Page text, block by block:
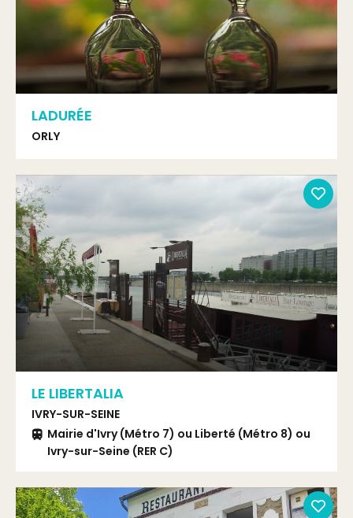
LADURÉE
ORLY
LE LIBERTALIA
IVRY-SUR-SEINE
Mairie d'Ivry (Métro 7) ou Liberté (Métro 8) ou
Ivry-sur-Seine (RER C)